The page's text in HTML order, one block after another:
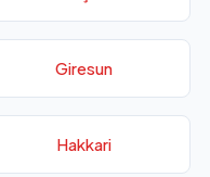
Giresun
Hakkari